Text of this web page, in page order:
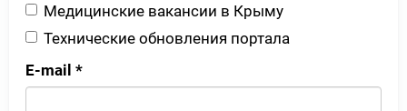
Медицинские вакансии в Крыму
Технические обновления портала
E-mail *